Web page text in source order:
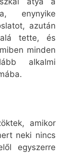
enynyike
azután
tette, és
minden
alkalmi
amikor
neki nincs
egyszerre